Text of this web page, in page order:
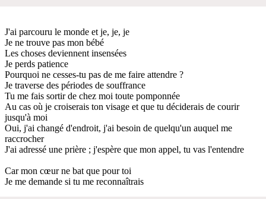
J'ai parcouru le monde et je, je, je
Je ne trouve pas mon bébé
Les choses deviennent insensées
Je perds patience
Pourquoi ne cesses-tu pas de me faire attendre ?
Je traverse des périodes de souffrance
Tu me fais sortir de chez moi toute pomponnée
Au cas où je croiserais ton visage et que tu déciderais de courir
jusqu'à moi
Oui, j'ai changé d'endroit, j'ai besoin de quelqu'un auquel me
raccrocher
J'ai adressé une prière ; j'espère que mon appel, tu vas l'entendre
Car mon cœur ne bat que pour toi
Je me demande si tu me reconnaîtrais